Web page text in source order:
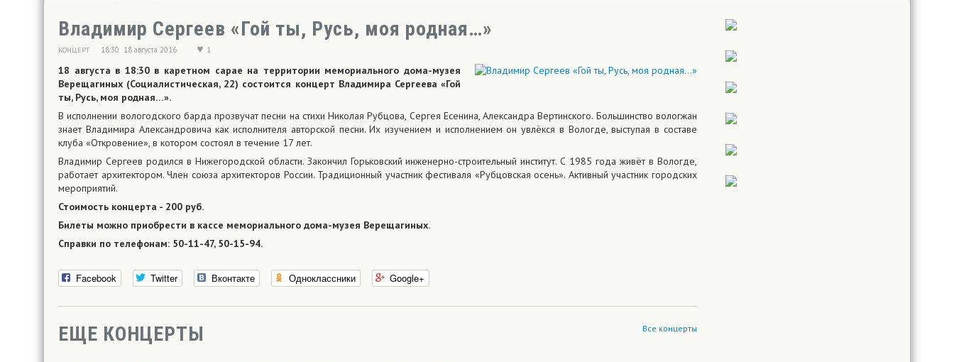
Владимир Сергеев «Гой ты, Русь, моя родная…»
КОНЦЕРТ 18:30 18 августа 2016 1
18 августа в 18:30 в каретном сарае на территории мемориального дома-музея
Верещагиных (Социалистическая, 22) состоится концерт Владимира Сергеева «Гой
ты, Русь, моя родная…».
В исполнении вологодского барда прозвучат песни на стихи Николая Рубцова, Сергея Есенина, Александра Вертинского. Большинство вологжан
знает Владимира Александровича как исполнителя авторской песни. Их изучением и исполнением он увлёкся в Вологде, выступая в составе
клуба «Откровение», в котором состоял в течение 17 лет.
Владимир Сергеев родился в Нижегородской области. Закончил Горьковский инженерно-строительный институт. С 1985 года живёт в Вологде,
работает архитектором. Член союза архитекторов России. Традиционный участник фестиваля «Рубцовская осень». Активный участник городских
мероприятий.
Стоимость концерта - 200 руб.
Билеты можно приобрести в кассе мемориального дома-музея Верещагиных.
Справки по телефонам: 50-11-47, 50-15-94.
Facebook Twitter Вконтакте Одноклассники Google+
Все концерты
ЕЩЕ КОНЦЕРТЫ